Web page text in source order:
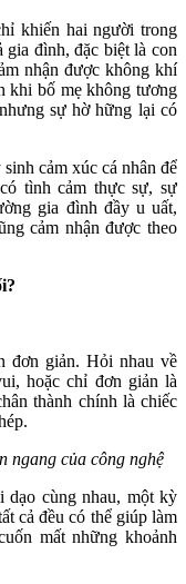
khiến hai người trong
gia đình, đặc biệt là con
nhận được không khí
khi bố mẹ không tương
sự hờ hững lại có
cảm xúc cá nhân để
tình cảm thực sự, sự
gia đình đầy u uất,
cảm nhận được theo
đơn giản. Hỏi nhau về
hoặc chỉ đơn giản là
thành chính là chiếc
ngang của công nghệ
cùng nhau, một kỳ
cả đều có thể giúp làm
mất những khoảnh